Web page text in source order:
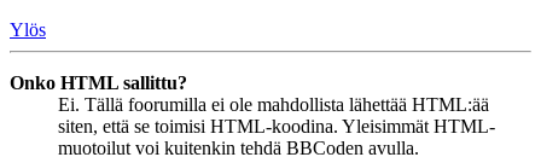
Ylös
Onko HTML sallittu?
Ei. Tällä foorumilla ei ole mahdollista lähettää HTML:ää
siten, että se toimisi HTML-koodina. Yleisimmät HTML-
muotoilut voi kuitenkin tehdä BBCoden avulla.